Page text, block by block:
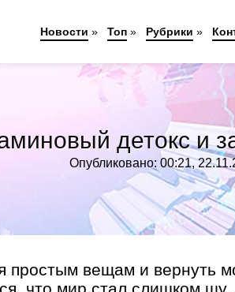
детокс и
Опубликовано: 00:21,
простым вещам и вернуть
Новости » Топ » Рубрики »